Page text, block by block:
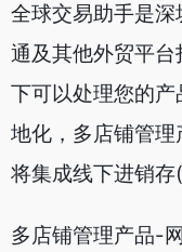
全球交易助手是
通及其他外贸平
下可以处理您的
地化，多店铺管
将集成线下进销存
多店铺管理产品-